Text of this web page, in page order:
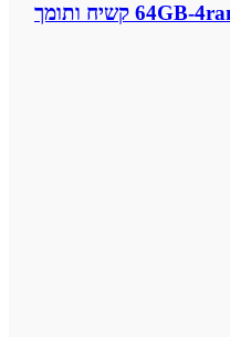
סמארטפון קטן קובו מיני 2 פרו 64GB-4ram קשיח ותומך